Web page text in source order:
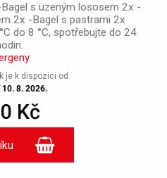
s uzeným lososem 2x -
2x -Bagel s pastrami 2x
do 8 °C, spotřebujte do 24
je k dispozici od
8. 2026.
Kč